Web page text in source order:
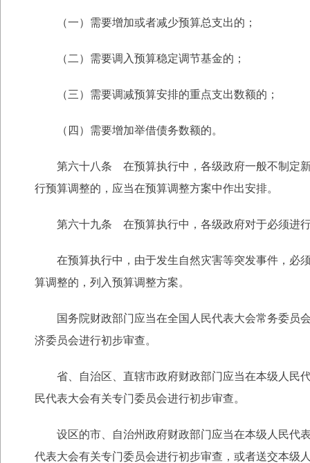
（一）需要增加或者减少预算总支出的；
（二）需要调入预算稳定调节基金的；
（三）需要调减预算安排的重点支出数额的；
（四）需要增加举借债务数额的。
第六十八条 在预算执行中，各级政府一般不制定新
行预算调整的，应当在预算调整方案中作出安排。
第六十九条 在预算执行中，各级政府对于必须进行
在预算执行中，由于发生自然灾害等突发事件，必须
算调整的，列入预算调整方案。
国务院财政部门应当在全国人民代表大会常务委员会
济委员会进行初步审查。
省、自治区、直辖市政府财政部门应当在本级人民代
民代表大会有关专门委员会进行初步审查。
设区的市、自治州政府财政部门应当在本级人民代表
代表大会有关专门委员会进行初步审查，或者送交本级